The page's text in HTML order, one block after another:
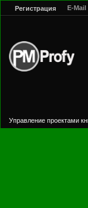
Регистрация E-Mail
Управление проектами